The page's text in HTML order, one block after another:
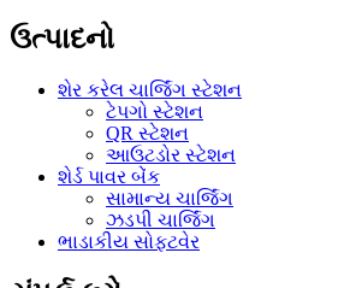
ઉત્પાદનો
શેર કરેલ ચાર્જિંગ સ્ટેશન
ટેપગો સ્ટેશન
QR સ્ટેશન
આઉટડોર સ્ટેશન
શેર્ડ પાવર બેંક
સામાન્ય ચાર્જિંગ
ઝડપી ચાર્જિંગ
ભાડાકીય સોફ્ટવેર